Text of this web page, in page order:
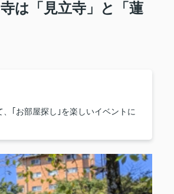
は「見立寺」と「蓮
｢お部屋探し｣を楽しいイベントに